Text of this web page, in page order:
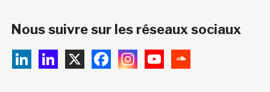
Nous suivre sur les réseaux sociaux